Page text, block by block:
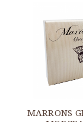
MARRONS